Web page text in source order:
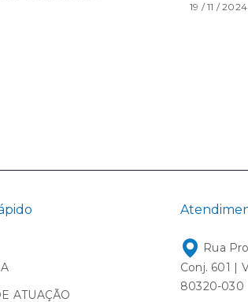
19 / 11 / 2024
ATUAÇÃO
Rua
Conj. 601 |
80320-030